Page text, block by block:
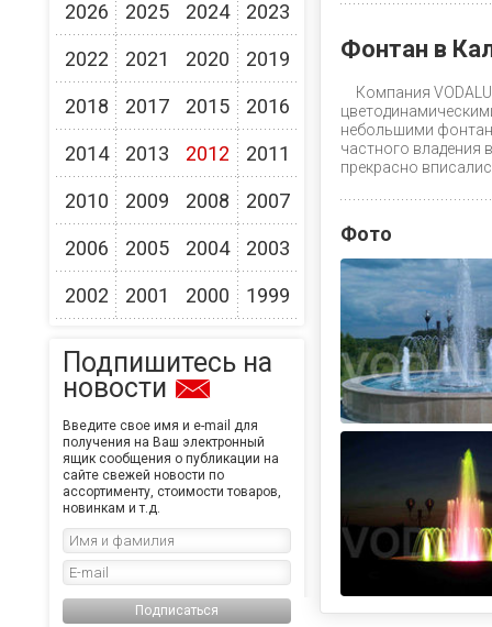
2026
2025 2024 2023
2022 2021 2020 2019
2018 2017 2015 2016
2014 2013 2012 2011
2010 2009 2008 2007
2006 2005 2004 2003
2002 2001 2000 1999
Подпишитесь на
новости
Введите свое имя и e-mail для
получения на Ваш электронный
ящик сообщения о публикации на
сайте свежей новости по
ассортименту, стоимости товаров,
новинкам и т.д.
Подписаться
Фонтан в
Компания
небольшими
частного владения
прекрасно
Фото